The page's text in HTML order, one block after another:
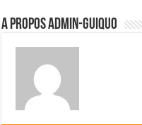
A propos admin-guiquo